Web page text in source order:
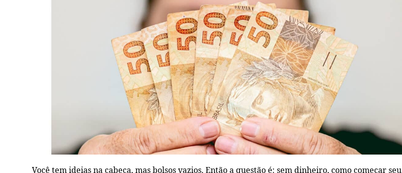
Você tem ideias na cabeça, mas bolsos vazios. Então a questão é: sem dinheiro, como começar seu